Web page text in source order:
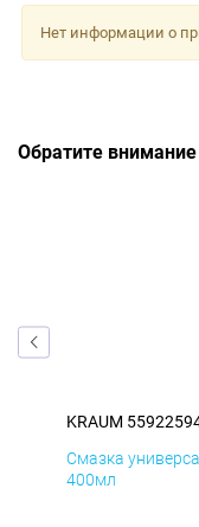
Нет информации о
Обратите
KRAUM
Смазка
400мл